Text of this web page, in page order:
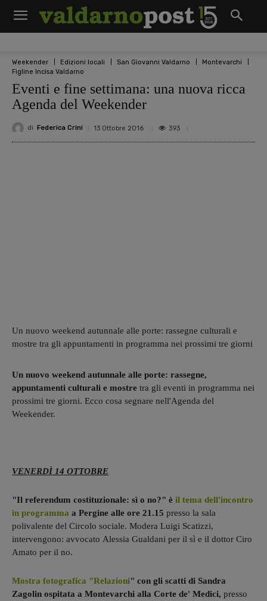
Weekender Edizioni locali San Giovanni Valdarno
Montevarchi
Figline Incisa Valdarno
Eventi e fine settimana: una nuova ricca
Agenda del Weekender
di Federica Crini 13 Ottobre 2016 393
Un nuovo weekend autunnale alle porte: rassegne culturali e
mostre tra gli appuntamenti in programma nei prossimi tre giorni
Un nuovo weekend autunnale alle porte: rassegne,
appuntamenti culturali e mostre tra gli eventi in programma nei
prossimi tre giorni. Ecco cosa segnare nell'Agenda del
Weekender.
VENERDÌ 14 OTTOBRE
"Il referendum costituzionale: sì o no?" è il tema dell'incontro
in programma a Pergine alle ore 21.15 presso la sala
polivalente del Circolo sociale. Modera Luigi Scatizzi,
intervengono: avvocato Alessia Gualdani per il sì e il dottor Ciro
Amato per il no.
Mostra fotografica "Relazioni" con gli scatti di Sandra
Zagolin ospitata a Montevarchi alla Corte de' Medici, presso